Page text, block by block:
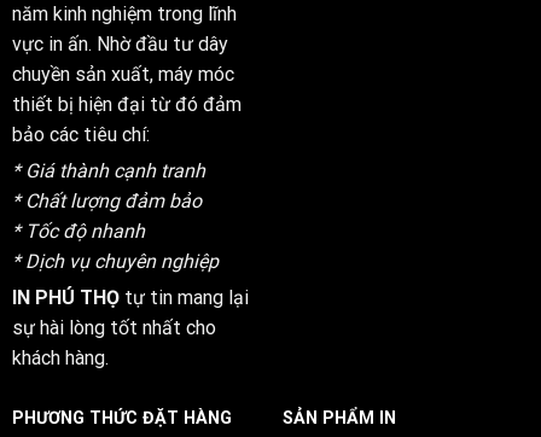
năm kinh nghiệm trong lĩnh
vực in ấn. Nhờ đầu tư dây
chuyền sản xuất, máy móc
thiết bị hiện đại từ đó đảm
bảo các tiêu chí:
* Giá thành cạnh tranh
* Chất lượng đảm bảo
* Tốc độ nhanh
* Dịch vụ chuyên nghiệp
IN PHÚ THỌ tự tin mang lại
sự hài lòng tốt nhất cho
khách hàng.
PHƯƠNG THỨC ĐẶT HÀNG SẢN PHẨM IN